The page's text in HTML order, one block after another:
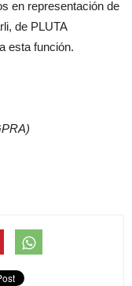
en representación de
de PLUTA
esta función.